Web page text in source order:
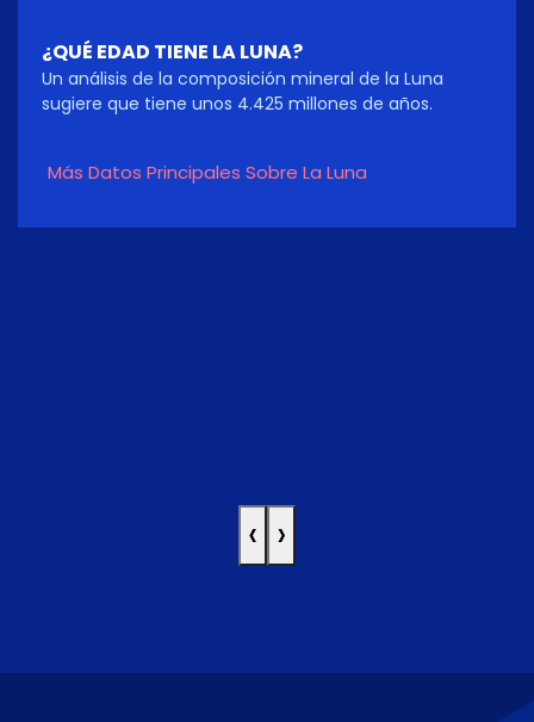
¿QUÉ EDAD TIENE LA LUNA?
Un análisis de la composición mineral de la Luna
sugiere que tiene unos 4.425 millones de años.
Más Datos Principales Sobre La Luna
‹ ›